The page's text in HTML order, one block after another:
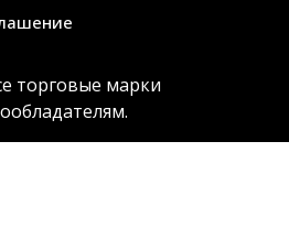
торговые марки